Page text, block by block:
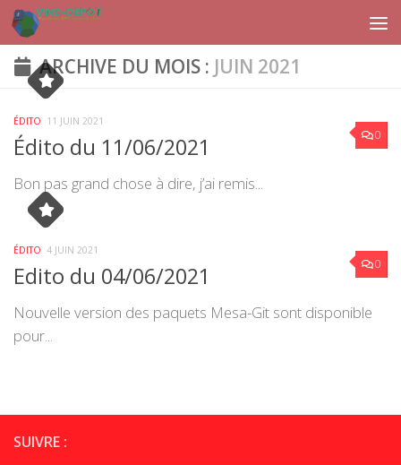
Skip to content
ARCHIVE DU MOIS : JUIN 2021
0
ÉDITO 11 JUIN 2021
Édito du 11/06/2021
Bon pas grand chose à dire, j’ai remis...
0
ÉDITO 4 JUIN 2021
Edito du 04/06/2021
Nouvelle version des paquets Mesa-Git sont disponible
pour...
SUIVRE :